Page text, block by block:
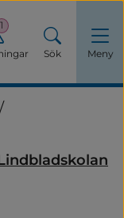
1
Sök Meny
/